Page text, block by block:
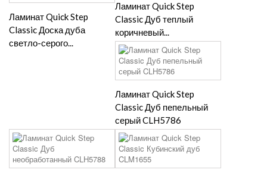
Ламинат Quick Step
Classic Доска дуба
светло-серого...
Ламинат Quick Step
Classic Дуб теплый
коричневый...
Ламинат Quick Step
Classic Дуб пепельный
серый CLH5786